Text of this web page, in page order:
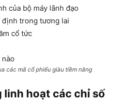
của bộ máy lãnh đạo
trong tương lai
cổ tức
các mã cổ phiếu giàu tiềm năng
linh hoạt các chỉ số